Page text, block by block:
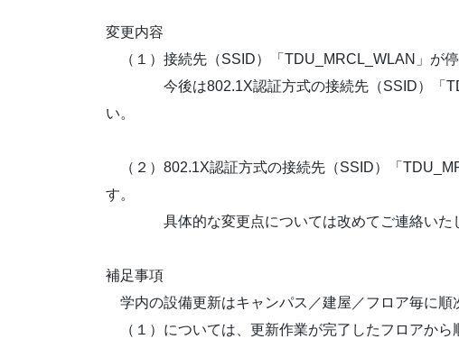
変更内容
（１）接続先（SSID）「TDU_MRCL_WLAN」が停
今後は802.1X認証方式の接続先（SSID）「
い。
（２）802.1X認証方式の接続先（SSID）「
す。
具体的な変更点については改めてご連絡いたし
補足事項
学内の設備更新はキャンパス／建屋／フロア毎に順
（１）については、更新作業が完了したフロアから